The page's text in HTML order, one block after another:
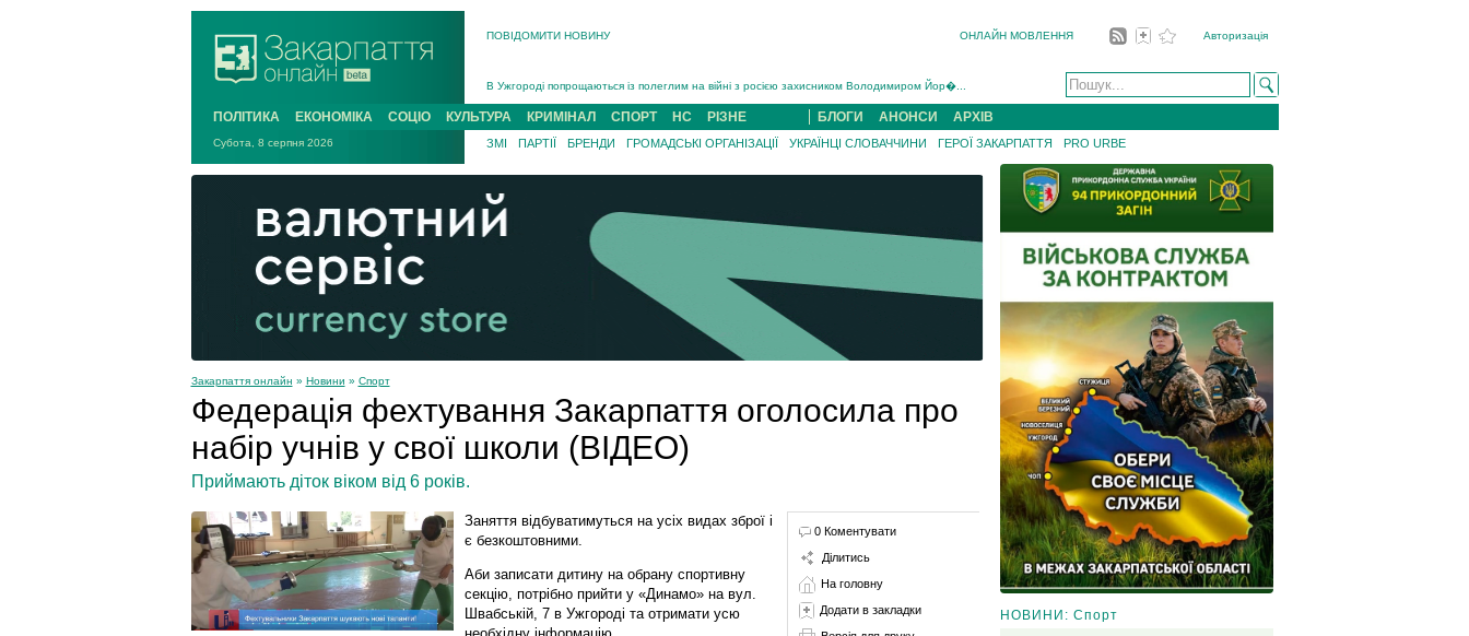
ПОВІДОМИТИ НОВИНУ ОНЛАЙН МОВЛЕННЯ Авторизація
В Ужгороді попрощаються із полеглим на війні з росією захисником Володимиром Йор�...
В Ужгороді 5 серпня попрощаються із захисником Богданом Югасом, який два роки �...
Підтвердили загибель захисника із Нанкова на Хустщині Юліана Гербея (ФОТО)[/gree...
На війні з рф поліг військовий з Виноградова Ігнат Роздяловський (ФОТО)...
На Хустщині внаслідок ДТП за участі трьох авто постраждали 13 людей (ФОТО)...
Інструктора районного ТЦК на Закарпатті судитимуть за обвинувачен...
ПОЛІТИКА ЕКОНОМІКА СОЦІО КУЛЬТУРА КРИМІНАЛ СПОРТ НС РІЗНЕ БЛОГИ АНОНСИ АРХІВ
Субота, 8 серпня 2026 ЗМІ ПАРТІЇ БРЕНДИ ГРОМАДСЬКІ ОРГАНІЗАЦІЇ УКРАЇНЦІ СЛОВАЧЧИНИ ГЕРОЇ ЗАКАРПАТТЯ PRO URBE
Закарпаття онлайн » Новини » Спорт
Федерація фехтування Закарпаття оголосила про
набір учнів у свої школи (ВІДЕО)
Приймають діток віком від 6 років.
Заняття відбуватимуться на усіх видах зброї і
є безкоштовними.
Аби записати дитину на обрану спортивну
секцію, потрібно прийти у «Динамо» на вул.
Швабській, 7 в Ужгороді та отримати усю
0 Коментувати
Ділитись
На головну
Додати в закладки
НОВИНИ: Спорт